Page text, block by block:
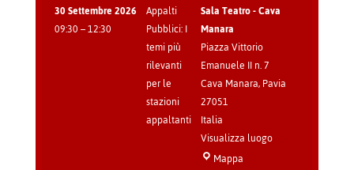
30 Settembre 2026
09:30–12:30
Appalti
Pubblici: I
temi più
rilevanti
per le
stazioni
appaltanti
Sala Teatro - Cava
Manara
Piazza Vittorio
Emanuele II n. 7
Cava Manara,Pavia
27051
Italia
Visualizza luogo
Mappa